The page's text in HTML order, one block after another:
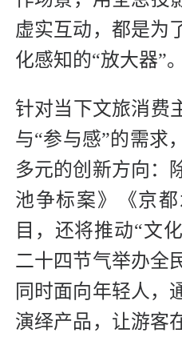
虚实互动，都是为
化感知的“放大器”。
针对当下文旅消费
与“参与感”的需求
多元的创新方向：
池争标案》《京
目，还将推动“文
二十四节气举办全
同时面向年轻人，
演绎产品，让游客